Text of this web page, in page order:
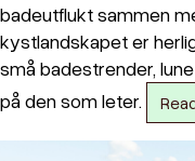
badeutflukt sammen
kystlandskapet er
små badestrender,
på den som leter.